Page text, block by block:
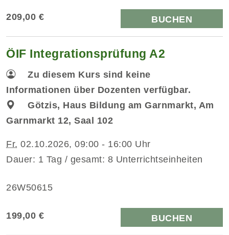
209,00 € BUCHEN
ÖIF Integrationsprüfung A2
Zu diesem Kurs sind keine
Informationen über Dozenten verfügbar.
Götzis, Haus Bildung am Garnmarkt, Am
Garnmarkt 12, Saal 102
Fr. 02.10.2026, 09:00 - 16:00 Uhr
Dauer: 1 Tag / gesamt: 8 Unterrichtseinheiten
26W50615
199,00 € BUCHEN